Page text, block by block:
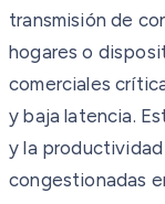
transmisión de
hogares o
comerciales
y baja latencia.
y la
congestionadas